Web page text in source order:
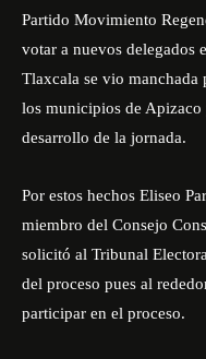
Partido Movimiento
votar a nuevos delegados
Tlaxcala se vio manchada
los municipios de
desarrollo de la jornada.
Por estos hechos Eliseo
miembro del Consejo
solicitó al Tribunal
del proceso pues al
participar en el proceso.